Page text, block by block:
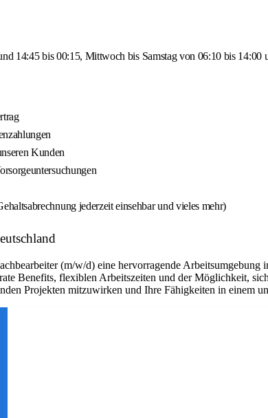
14:45 bis 00:15, Mittwoch bis Samstag von 06:10 bis 14:00
Kunden
jederzeit einsehbar und vieles mehr)
(m/w/d) eine hervorragende
Benefits, flexiblen Arbeitszeiten und der Möglichkeit,
Projekten mitzuwirken und Ihre Fähigkeiten in einem